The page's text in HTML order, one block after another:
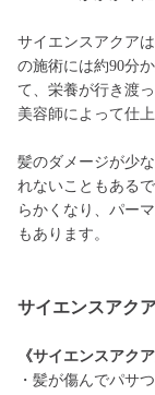
サイエンスアクア
の施術には約90分
て、栄養が行き渡
美容師によって仕
髪のダメージが少
れないこともある
らかくなり、パー
もあります。
サイエンスアク
《サイエンスアク
・髪が傷んでパサ